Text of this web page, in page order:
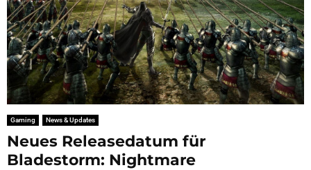
Gaming News & Updates
Neues Releasedatum für
Bladestorm: Nightmare